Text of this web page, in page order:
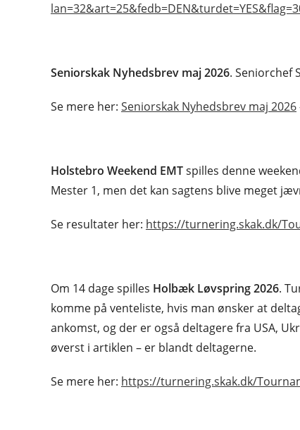
Seniorskak Nyhedsbrev maj 2026. Seniorchef
Se mere her: Seniorskak Nyhedsbrev maj 2026
Holstebro Weekend EMTspilles denne
Mester 1, men det kan sagtens blive meget
Se resultater her: https://turnering.skak.dk/
Om 14 dage spilles Holbæk Løvspring 2026.
komme på venteliste, hvis man ønsker at
ankomst, og der er også deltagere fra USA,
øverst i artiklen – er blandt deltagerne.
Se mere her: https://turnering.skak.dk/